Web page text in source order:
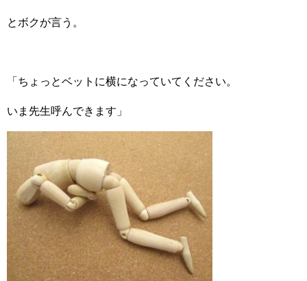
とボクが言う。
「ちょっとベットに横になっていてください。
いま先生呼んできます」